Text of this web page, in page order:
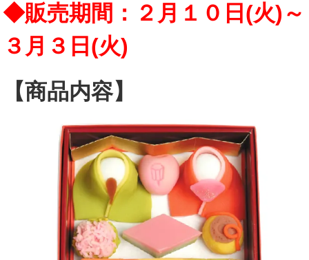
◆販売期間：２月１０日(火)～
３月３日(火)
【商品内容】